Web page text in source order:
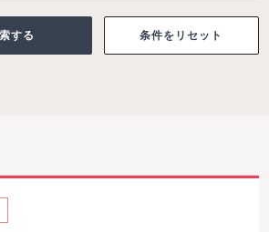
条件をリセット